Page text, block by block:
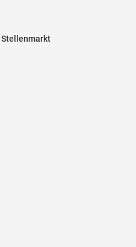
Stellenmarkt